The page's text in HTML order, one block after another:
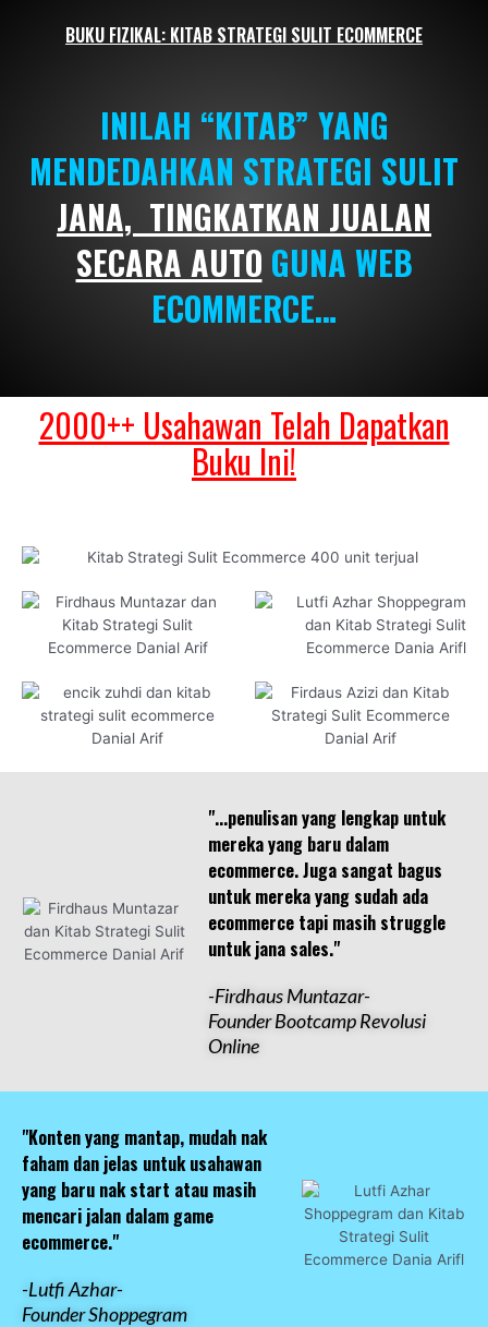
BUKU FIZIKAL: KITAB STRATEGI SULIT ECOMMERCE
INILAH “KITAB” YANG
MENDEDAHKAN STRATEGI SULIT
JANA, TINGKATKAN JUALAN
SECARA AUTO GUNA WEB
ECOMMERCE…
2000++ Usahawan Telah Dapatkan
Buku Ini!
"...penulisan yang lengkap untuk
mereka yang baru dalam
ecommerce. Juga sangat bagus
untuk mereka yang sudah ada
ecommerce tapi masih struggle
untuk jana sales."
-Firdhaus Muntazar-
Founder Bootcamp Revolusi
Online
"Konten yang mantap, mudah nak
faham dan jelas untuk usahawan
yang baru nak start atau masih
mencari jalan dalam game
ecommerce."
-Lutfi Azhar-
Founder Shoppegram